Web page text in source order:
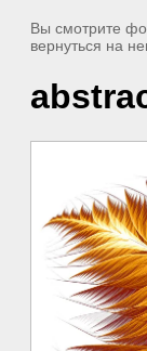
Вы смотрите
вернуться на